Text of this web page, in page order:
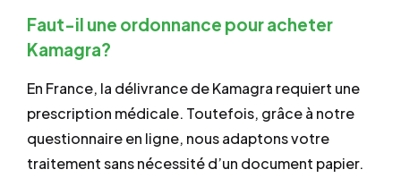
Faut-il une ordonnance pour acheter
Kamagra?
En France, la délivrance de Kamagra requiert une
prescription médicale. Toutefois, grâce à notre
questionnaire en ligne, nous adaptons votre
traitement sans nécessité d’un document papier.